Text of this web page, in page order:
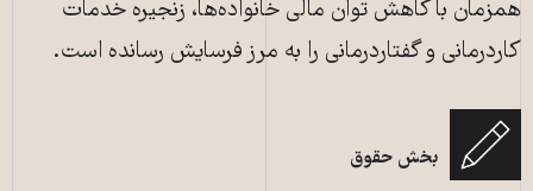
همزمان با کاهش توان مالی خانواده‌ها، زنجیره خدمات
کاردرمانی و گفتاردرمانی را به مرز فرسایش رسانده است.
بخش حقوق
یک مرکز توان‌بخشی در ایران ـ عکس از محمدرضا عباسی ـ خبرگزاری مهر